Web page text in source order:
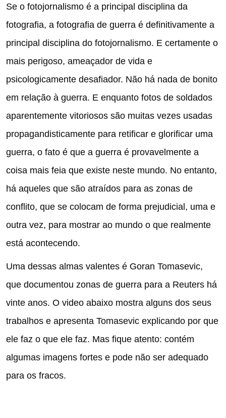
Se o fotojornalismo é a principal disciplina da
fotografia, a fotografia de guerra é definitivamente a
principal disciplina do fotojornalismo. E certamente o
mais perigoso, ameaçador de vida e
psicologicamente desafiador. Não há nada de bonito
em relação à guerra. E enquanto fotos de soldados
aparentemente vitoriosos são muitas vezes usadas
propagandisticamente para retificar e glorificar uma
guerra, o fato é que a guerra é provavelmente a
coisa mais feia que existe neste mundo. No entanto,
há aqueles que são atraídos para as zonas de
conflito, que se colocam de forma prejudicial, uma e
outra vez, para mostrar ao mundo o que realmente
está acontecendo.
Uma dessas almas valentes é Goran Tomasevic,
que documentou zonas de guerra para a Reuters há
vinte anos. O video abaixo mostra alguns dos seus
trabalhos e apresenta Tomasevic explicando por que
ele faz o que ele faz. Mas fique atento: contém
algumas imagens fortes e pode não ser adequado
para os fracos.